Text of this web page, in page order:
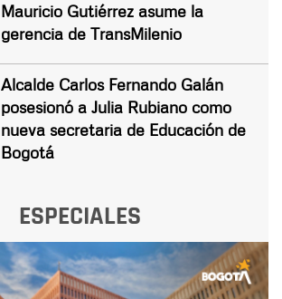
Mauricio Gutiérrez asume la
gerencia de TransMilenio
Alcalde Carlos Fernando Galán
posesionó a Julia Rubiano como
nueva secretaria de Educación de
Bogotá
ESPECIALES